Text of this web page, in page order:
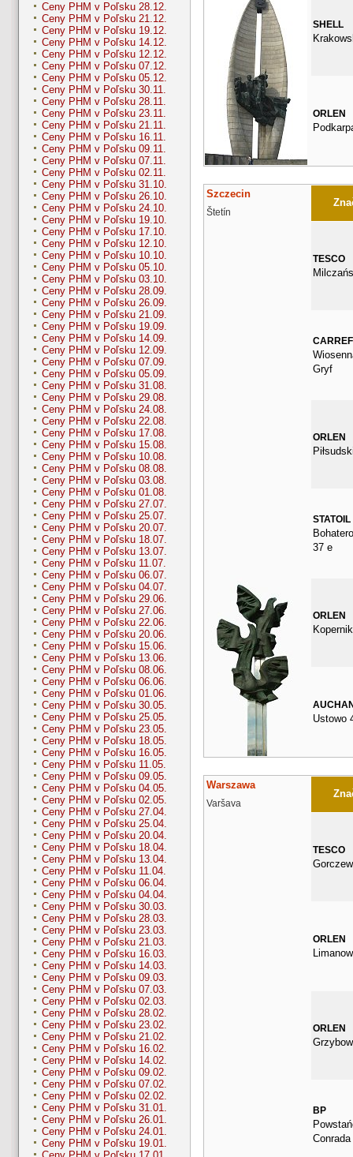
Ceny PHM v Poľsku 28.12.
Ceny PHM v Poľsku 21.12.
Ceny PHM v Poľsku 19.12.
Ceny PHM v Poľsku 14.12.
Ceny PHM v Poľsku 12.12.
Ceny PHM v Poľsku 07.12.
Ceny PHM v Poľsku 05.12.
Ceny PHM v Poľsku 30.11.
Ceny PHM v Poľsku 28.11.
Ceny PHM v Poľsku 23.11.
Ceny PHM v Poľsku 21.11.
Ceny PHM v Poľsku 16.11.
Ceny PHM v Poľsku 09.11.
Ceny PHM v Poľsku 07.11.
Ceny PHM v Poľsku 02.11.
Ceny PHM v Poľsku 31.10.
Ceny PHM v Poľsku 26.10.
Ceny PHM v Poľsku 24.10.
Ceny PHM v Poľsku 19.10.
Ceny PHM v Poľsku 17.10.
Ceny PHM v Poľsku 12.10.
Ceny PHM v Poľsku 10.10.
Ceny PHM v Poľsku 05.10.
Ceny PHM v Poľsku 03.10.
Ceny PHM v Poľsku 28.09.
Ceny PHM v Poľsku 26.09.
Ceny PHM v Poľsku 21.09.
Ceny PHM v Poľsku 19.09.
Ceny PHM v Poľsku 14.09.
Ceny PHM v Poľsku 12.09.
Ceny PHM v Poľsku 07.09.
Ceny PHM v Poľsku 05.09.
Ceny PHM v Poľsku 31.08.
Ceny PHM v Poľsku 29.08.
Ceny PHM v Poľsku 24.08.
Ceny PHM v Poľsku 22.08.
Ceny PHM v Poľsku 17.08.
Ceny PHM v Poľsku 15.08.
Ceny PHM v Poľsku 10.08.
Ceny PHM v Poľsku 08.08.
Ceny PHM v Poľsku 03.08.
Ceny PHM v Poľsku 01.08.
Ceny PHM v Poľsku 27.07.
Ceny PHM v Poľsku 25.07.
Ceny PHM v Poľsku 20.07.
Ceny PHM v Poľsku 18.07.
Ceny PHM v Poľsku 13.07.
Ceny PHM v Poľsku 11.07.
Ceny PHM v Poľsku 06.07.
Ceny PHM v Poľsku 04.07.
Ceny PHM v Poľsku 29.06.
Ceny PHM v Poľsku 27.06.
Ceny PHM v Poľsku 22.06.
Ceny PHM v Poľsku 20.06.
Ceny PHM v Poľsku 15.06.
Ceny PHM v Poľsku 13.06.
Ceny PHM v Poľsku 08.06.
Ceny PHM v Poľsku 06.06.
Ceny PHM v Poľsku 01.06.
Ceny PHM v Poľsku 30.05.
Ceny PHM v Poľsku 25.05.
Ceny PHM v Poľsku 23.05.
Ceny PHM v Poľsku 18.05.
Ceny PHM v Poľsku 16.05.
Ceny PHM v Poľsku 11.05.
Ceny PHM v Poľsku 09.05.
Ceny PHM v Poľsku 04.05.
Ceny PHM v Poľsku 02.05.
Ceny PHM v Poľsku 27.04.
Ceny PHM v Poľsku 25.04.
Ceny PHM v Poľsku 20.04.
Ceny PHM v Poľsku 18.04.
Ceny PHM v Poľsku 13.04.
Ceny PHM v Poľsku 11.04.
Ceny PHM v Poľsku 06.04.
Ceny PHM v Poľsku 04.04.
Ceny PHM v Poľsku 30.03.
Ceny PHM v Poľsku 28.03.
Ceny PHM v Poľsku 23.03.
Ceny PHM v Poľsku 21.03.
Ceny PHM v Poľsku 16.03.
Ceny PHM v Poľsku 14.03.
Ceny PHM v Poľsku 09.03.
Ceny PHM v Poľsku 07.03.
Ceny PHM v Poľsku 02.03.
Ceny PHM v Poľsku 28.02.
Ceny PHM v Poľsku 23.02.
Ceny PHM v Poľsku 21.02.
Ceny PHM v Poľsku 16.02.
Ceny PHM v Poľsku 14.02.
Ceny PHM v Poľsku 09.02.
Ceny PHM v Poľsku 07.02.
Ceny PHM v Poľsku 02.02.
Ceny PHM v Poľsku 31.01.
Ceny PHM v Poľsku 26.01.
Ceny PHM v Poľsku 24.01.
Ceny PHM v Poľsku 19.01.
SHELL
ORLEN
Szczecin
Štetín
TESCO
Gryf
ORLEN
STATOIL
37 e
ORLEN
Ustowo
Warszawa
Varšava
TESCO
ORLEN
ORLEN
BP
Conrada